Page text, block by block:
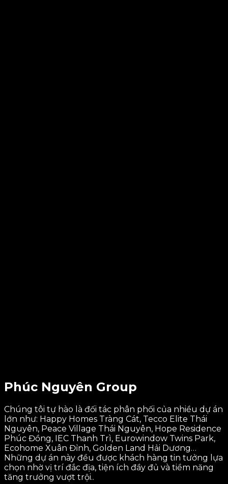
Phúc Nguyên Group
Chúng tôi tự hào là đối tác phân phối của nhiều dự án
lớn như: Happy Homes Tràng Cát, Tecco Elite Thái
Nguyên, Peace Village Thái Nguyên, Hope Residence
Phúc Đồng, IEC Thanh Trì, Eurowindow Twins Park,
Ecohome Xuân Đỉnh, Golden Land Hải Dương…
Những dự án này đều được khách hàng tin tưởng lựa
chọn nhờ vị trí đắc địa, tiện ích đầy đủ và tiềm năng
tăng trưởng vượt trội..